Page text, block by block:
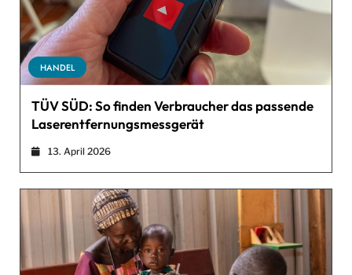
HANDEL
TÜV SÜD: So finden Verbraucher das passende
Laserentfernungsmessgerät
13. April 2026